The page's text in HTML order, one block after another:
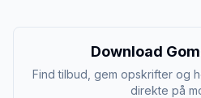
Download
Find tilbud, gem opskrifter og
direkte på